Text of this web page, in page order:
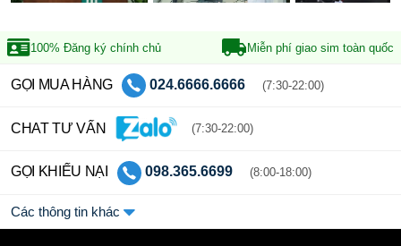
100% Đăng ký chính chủ Miễn phí giao sim toàn quốc
GỌI MUA HÀNG 024.6666.6666 (7:30-22:00)
CHAT TƯ VẤN (7:30-22:00)
GỌI KHIẾU NẠI 098.365.6699 (8:00-18:00)
Các thông tin khác